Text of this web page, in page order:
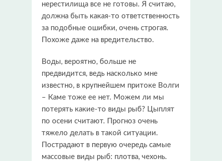
нерестилища все не готовы. Я считаю,
должна быть какая-то ответственность
за подобные ошибки, очень строгая.
Похоже даже на вредительство.
Воды, вероятно, больше не
предвидится, ведь насколько мне
известно, в крупнейшем притоке Волги
– Каме тоже ее нет. Можем ли мы
потерять какие-то виды рыб? Цыплят
по осени считают. Прогноз очень
тяжело делать в такой ситуации.
Пострадают в первую очередь самые
массовые виды рыб: плотва, чехонь.